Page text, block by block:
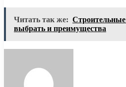
Читать так же:
выбрать и преимущества